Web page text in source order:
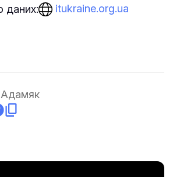
даних: itukraine.org.ua